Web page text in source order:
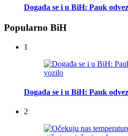
Događa se i u BiH: Pauk
Popularno BiH
1
Događa se i u BiH: Pauk
2